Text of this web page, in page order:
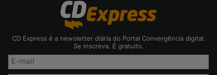
CD Express é a newsletter diária do Portal Convergência digital.
Se inscreva. É gratuito.